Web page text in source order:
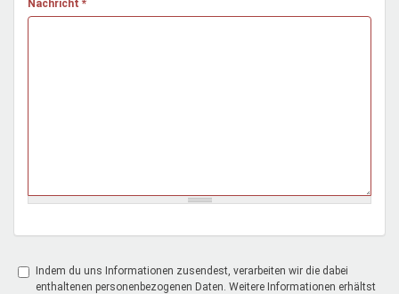
Nachricht *
Indem du uns Informationen zusendest, verarbeiten wir die dabei
enthaltenen personenbezogenen Daten. Weitere Informationen erhältst